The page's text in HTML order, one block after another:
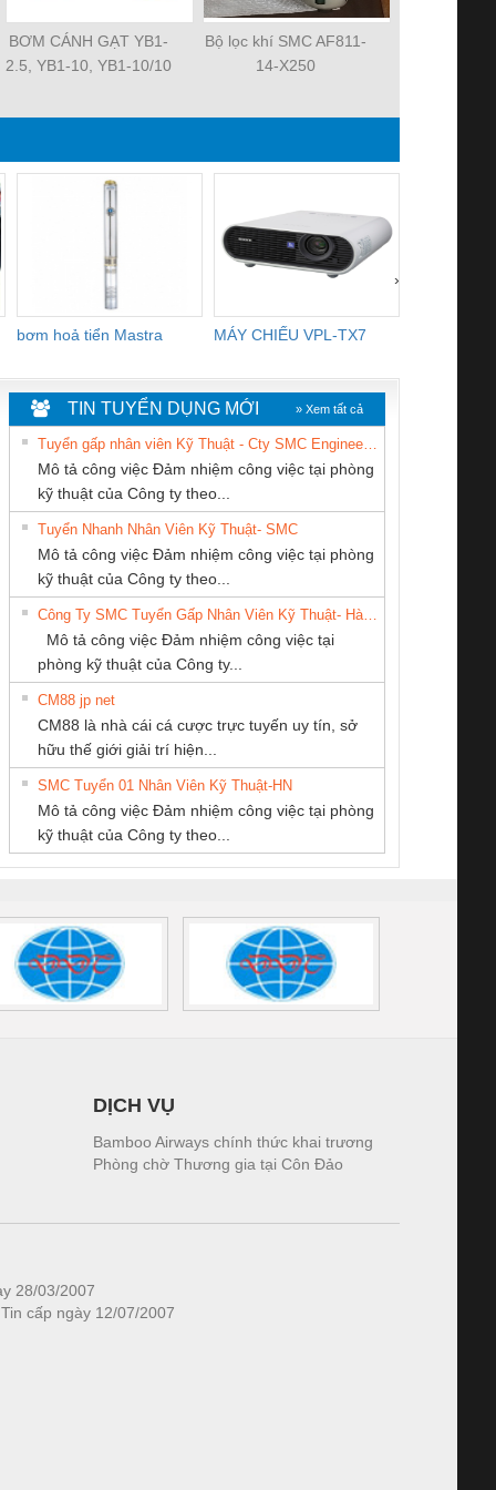
BƠM CÁNH GẠT YB1-
2.5, YB1-10, YB1-10/10
100/16 YB1-40/40,
YB1-40/12 YB1-80/80
Bộ lọc khí SMC AF811-
14-X250
bơm hoả tiển Mastra MÁY CHIẾU VPL-TX7
›
An Toàn
Contact
– PSR-
SCP-
FSP/2X1/1X2
sát chuỗi
tấm pin
16I+
(2502520000)
Bộ giám sát chuỗi
tấm pin
TRANSCLINIC 16I+
1K5 L (2433950000)
Bộ giám sát dòng
TRANSCLINIC 16I+
(2008130000)
Bộ chỉnh lưu nguồn
điện TRANSCLINIC
BKE 1K5.4
(7791400879)2. Giá
Nẹp nhôm chống
trơn Đà Nẵng
TY CP TỰ
TIẾN
CÔNG TY TNHH
KỸ THUẬT KTECH
VIỆT NAM
Công ty TNHH
Ba Miền
TY TNHH
MẠI
VỤ KỸ
ĐIỆN CƠ
HƯNG PHÁT
MEKONG MARINE
SUPPLY
KINH DOANH
TIN TUYỂN DỤNG MỚI » Xem tất cả
Mô tả công việc Đảm nhiệm công việc tại phòng
kỹ thuật của Công ty theo...
Tuyển Nhanh Nhân Viên Kỹ Thuật- SMC
Mô tả công việc Đảm nhiệm công việc tại phòng
kỹ thuật của Công ty theo...
Mô tả công việc Đảm nhiệm công việc tại
phòng kỹ thuật của Công ty...
CM88 jp net
CM88 là nhà cái cá cược trực tuyến uy tín, sở
hữu thế giới giải trí hiện...
SMC Tuyển 01 Nhân Viên Kỹ Thuật-HN
Mô tả công việc Đảm nhiệm công việc tại phòng
kỹ thuật của Công ty theo...
DỊCH VỤ
Bamboo Airways chính thức khai trương
Phòng chờ Thương gia tại Côn Đảo
28/03/2007
cấp ngày 12/07/2007